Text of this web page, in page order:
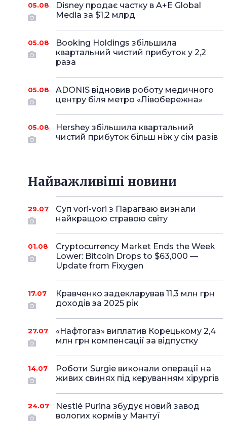
05.08
Disney продає частку в A+E Global
Media за $1,2 млрд
05.08
Booking Holdings збільшила
квартальний чистий прибуток у 2,2
раза
05.08
ADONIS відновив роботу медичного
центру біля метро «Лівобережна»
05.08
Hershey збільшила квартальний
чистий прибуток більш ніж у сім разів
Найважливіші новини
29.07
Суп vori-vori з Парагваю визнали
найкращою стравою світу
01.08
Cryptocurrency Market Ends the Week
Lower: Bitcoin Drops to $63,000 —
Update from Fixygen
17.07
Кравченко задекларував 11,3 млн грн
доходів за 2025 рік
27.07
«Нафтогаз» виплатив Корецькому 2,4
млн грн компенсації за відпустку
14.07
Роботи Surgie виконали операції на
живих свинях під керуванням хірургів
24.07
Nestlé Purina збудує новий завод
вологих кормів у Мантуї